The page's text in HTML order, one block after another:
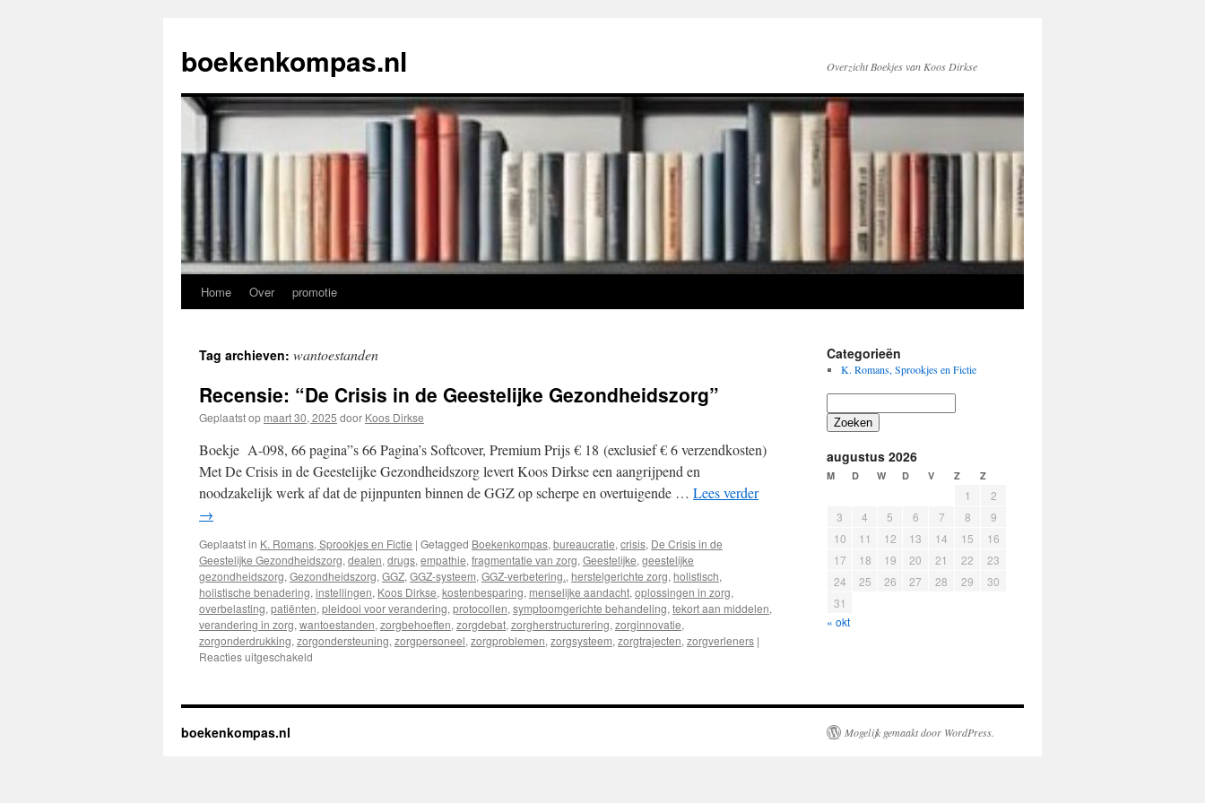
de
inhoud
boekenkompas.nl Overzicht Boekjes van Koos Dirkse
Home Over promotie
Tag archieven: wantoestanden
Recensie: “De Crisis in de Geestelijke Gezondheidszorg”
Geplaatst op maart 30, 2025 door Koos Dirkse
Boekje A-098, 66 pagina”s 66 Pagina’s Softcover, Premium Prijs € 18 (exclusief € 6 verzendkosten)
Met De Crisis in de Geestelijke Gezondheidszorg levert Koos Dirkse een aangrijpend en
noodzakelijk werk af dat de pijnpunten binnen de GGZ op scherpe en overtuigende … Lees verder
→
Geplaatst in K. Romans, Sprookjes en Fictie | Getagged Boekenkompas, bureaucratie, crisis, De Crisis in de
Geestelijke Gezondheidszorg, dealen, drugs, empathie, fragmentatie van zorg, Geestelijke, geestelijke
gezondheidszorg, Gezondheidszorg, GGZ, GGZ-systeem, GGZ-verbetering., herstelgerichte zorg, holistisch,
holistische benadering, instellingen, Koos Dirkse, kostenbesparing, menselijke aandacht, oplossingen in zorg,
overbelasting, patiënten, pleidooi voor verandering, protocollen, symptoomgerichte behandeling, tekort aan middelen,
verandering in zorg, wantoestanden, zorgbehoeften, zorgdebat, zorgherstructurering, zorginnovatie,
zorgonderdrukking, zorgondersteuning, zorgpersoneel, zorgproblemen, zorgsysteem, zorgtrajecten, zorgverleners |
Reacties uitgeschakeld
Crisis
Categorieën
K. Romans, Sprookjes en Fictie
Zoeken
augustus 2026
M D W D V Z Z
1
2
3
4 5 6 7 8
9
10
11 12 13 14 15
16
17
18 19 20 21 22
23
24
25 26 27 28 29
30
31
« okt
boekenkompas.nl Mogelijk gemaakt door WordPress.